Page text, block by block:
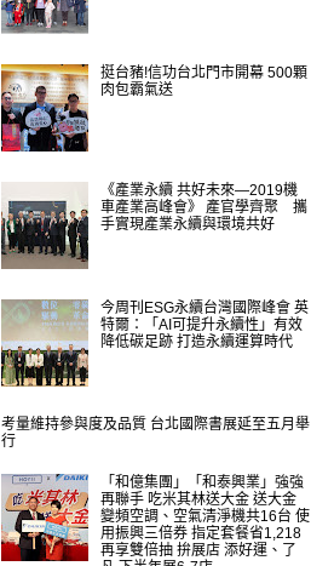
挺台豬!信功台北門市開幕 500顆
肉包霸氣送
《產業永續 共好未來—2019機
車產業高峰會》 產官學齊聚 攜
手實現產業永續與環境共好
今周刊ESG永續台灣國際峰會 英
特爾：「AI可提升永續性」有效
降低碳足跡 打造永續運算時代
考量維持參與度及品質 台北國際書展延至五月舉
行
「和億集團」「和泰興業」強強
再聯手 吃米其林送大金 送大金
變頻空調、空氣清淨機共16台 使
用振興三倍券 指定套餐省1,218
再享雙倍抽 拚展店 添好運、了